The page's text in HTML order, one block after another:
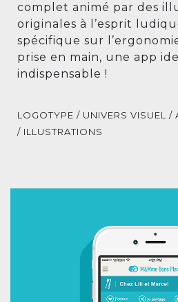
complet animé par des
originales à l’esprit
spécifique sur
prise en main, une app
indispensable !
LOGOTYPE / UNIVERS VISUEL /
/ ILLUSTRATIONS